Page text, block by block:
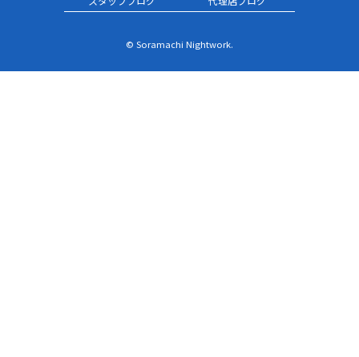
© Soramachi Nightwork.